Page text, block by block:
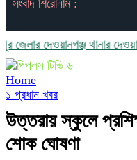
সংবাদ শিরোনাম :
দেওয়ানগঞ্জ সাব রেজিস্ট্রি
Home
১ প্রধান খবর
উত্তরায় স্কুলে
শোক ঘোষণা